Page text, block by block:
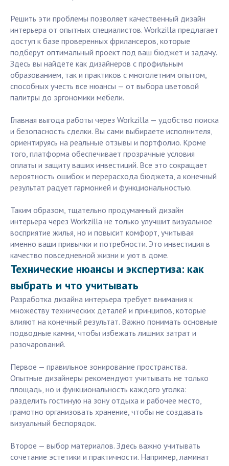
Решить эти проблемы позволяет качественный дизайн
интерьера от опытных специалистов. Workzilla предлагает
доступ к базе проверенных фрилансеров, которые
подберут оптимальный проект под ваш бюджет и задачу.
Здесь вы найдете как дизайнеров с профильным
образованием, так и практиков с многолетним опытом,
способных учесть все нюансы — от выбора цветовой
палитры до эргономики мебели.
Главная выгода работы через Workzilla — удобство поиска
и безопасность сделки. Вы сами выбираете исполнителя,
ориентируясь на реальные отзывы и портфолио. Кроме
того, платформа обеспечивает прозрачные условия
оплаты и защиту ваших инвестиций. Все это сокращает
вероятность ошибок и перерасхода бюджета, а конечный
результат радует гармонией и функциональностью.
Таким образом, тщательно продуманный дизайн
интерьера через Workzilla не только улучшит визуальное
восприятие жилья, но и повысит комфорт, учитывая
именно ваши привычки и потребности. Это инвестиция в
качество повседневной жизни и уют в доме.
Технические нюансы и экспертиза: как
выбрать и что учитывать
Разработка дизайна интерьера требует внимания к
множеству технических деталей и принципов, которые
влияют на конечный результат. Важно понимать основные
подводные камни, чтобы избежать лишних затрат и
разочарований.
Первое — правильное зонирование пространства.
Опытные дизайнеры рекомендуют учитывать не только
площадь, но и функциональность каждого уголка:
разделить гостиную на зону отдыха и рабочее место,
грамотно организовать хранение, чтобы не создавать
визуальный беспорядок.
Второе — выбор материалов. Здесь важно учитывать
сочетание эстетики и практичности. Например, ламинат